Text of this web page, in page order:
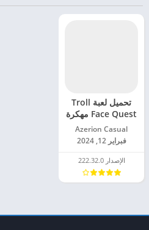
تحميل لعبة Troll
Face Quest مهكرة
للاندرويد 2024
Azerion Casual‏
فبراير 12, 2024
الإصدار 222.32.0